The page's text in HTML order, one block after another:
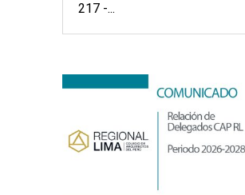
217 -...